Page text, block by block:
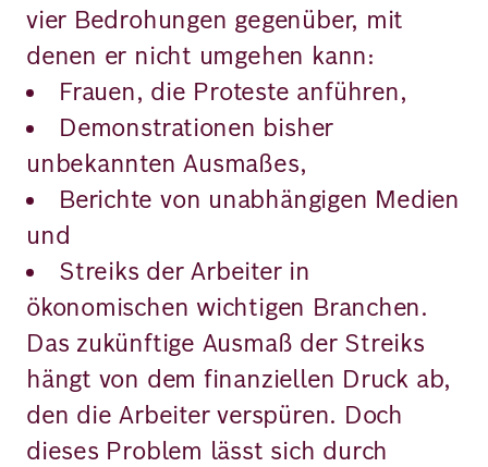
vier Bedrohungen gegenüber, mit
denen er nicht umgehen kann:
Frauen, die Proteste anführen,
Demonstrationen bisher
unbekannten Ausmaßes,
Berichte von unabhängigen Medien
und
Streiks der Arbeiter in
ökonomischen wichtigen Branchen.
Das zukünftige Ausmaß der Streiks
hängt von dem finanziellen Druck ab,
den die Arbeiter verspüren. Doch
dieses Problem lässt sich durch